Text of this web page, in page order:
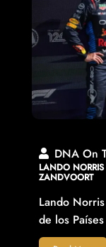
DNA On
LANDO
ZANDVOORT
Lando
de los